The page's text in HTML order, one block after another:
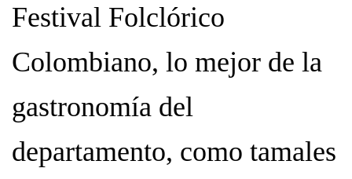
Festival Folclórico
Colombiano, lo mejor de la
gastronomía del
departamento, como tamales